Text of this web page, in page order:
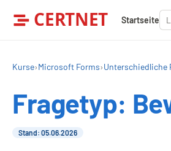
CERTNET Startseite
Kurse›Microsoft Forms›Unterschiedliche
Fragetyp:
Stand: 05.06.2026